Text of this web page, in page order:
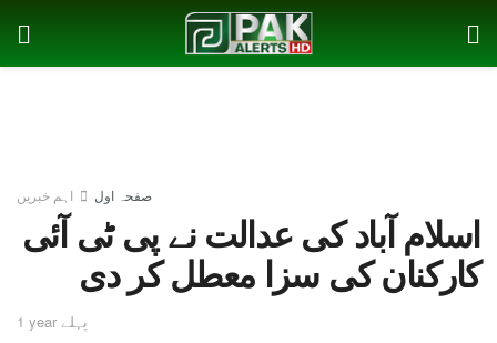
صفحہ اول اہم خبریں
اسلام آباد کی عدالت نے پی ٹی آئی
کارکنان کی سزا معطل کر دی
1 year پہلے